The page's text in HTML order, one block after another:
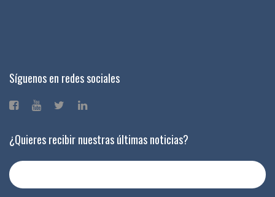
Síguenos en redes sociales
¿Quieres recibir nuestras últimas noticias?